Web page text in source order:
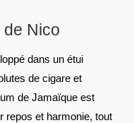
de Nico
dans un étui
de cigare et
de Jamaïque est
repos et harmonie, tout